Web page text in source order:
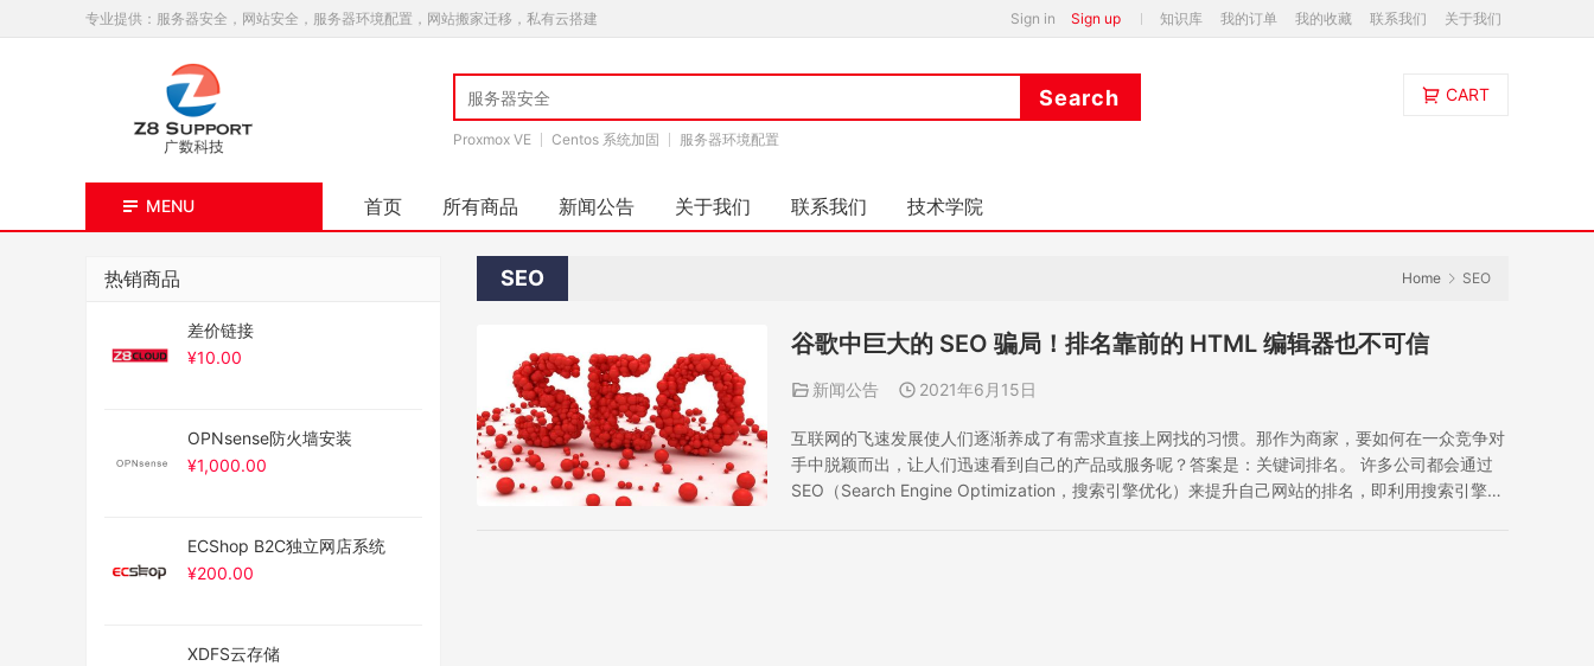
专业提供：服务器安全，网站安全，服务器环境配置，网站搬家迁移，私有云搭建 Sign in Sign up 知识库 我的订单 我的收藏 联系我们 关于我们
Proxmox VE Centos 系统加固 服务器环境配置
CART
MENU 首页 所有商品 新闻公告 关于我们 联系我们 技术学院
SEO Home SEO
谷歌中巨大的 SEO 骗局！排名靠前的 HTML 编辑器也不可信
新闻公告 2021年6月15日
互联网的飞速发展使人们逐渐养成了有需求直接上网找的习惯。那作为商家，要如何在一众竞争对
手中脱颖而出，让人们迅速看到自己的产品或服务呢？答案是：关键词排名。 许多公司都会通过
SEO（Search Engine Optimization，搜索引擎优化）来提升自己网站的排名，即利用搜索引擎的
热销商品
差价链接
¥10.00
OPNsense防火墙安装
¥1,000.00
ECShop B2C独立网店系统
¥200.00
XDFS云存储